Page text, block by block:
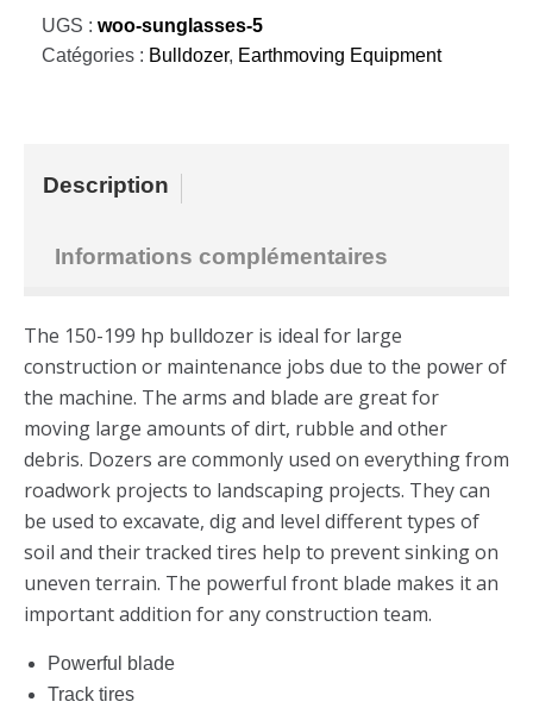
3046
UGS : woo-sunglasses-5
Catégories : Bulldozer, Earthmoving Equipment
Description
Informations complémentaires
The 150-199 hp bulldozer is ideal for large
construction or maintenance jobs due to the power of
the machine. The arms and blade are great for
moving large amounts of dirt, rubble and other
debris. Dozers are commonly used on everything from
roadwork projects to landscaping projects. They can
be used to excavate, dig and level different types of
soil and their tracked tires help to prevent sinking on
uneven terrain. The powerful front blade makes it an
important addition for any construction team.
Powerful blade
Track tires